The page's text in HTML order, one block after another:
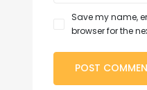
Save my name,
browser for the